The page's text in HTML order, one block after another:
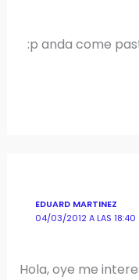
:p anda come
EDUARD MARTINEZ
04/03/2012 A LAS 18:40
Hola, oye me